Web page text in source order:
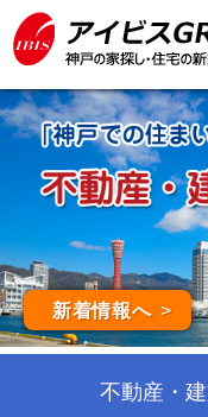
新着情報へ
不動産・